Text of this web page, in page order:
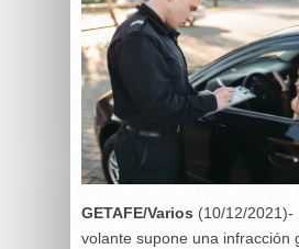
GETAFE/Varios (10/12/2021)-
volante supone una infracción